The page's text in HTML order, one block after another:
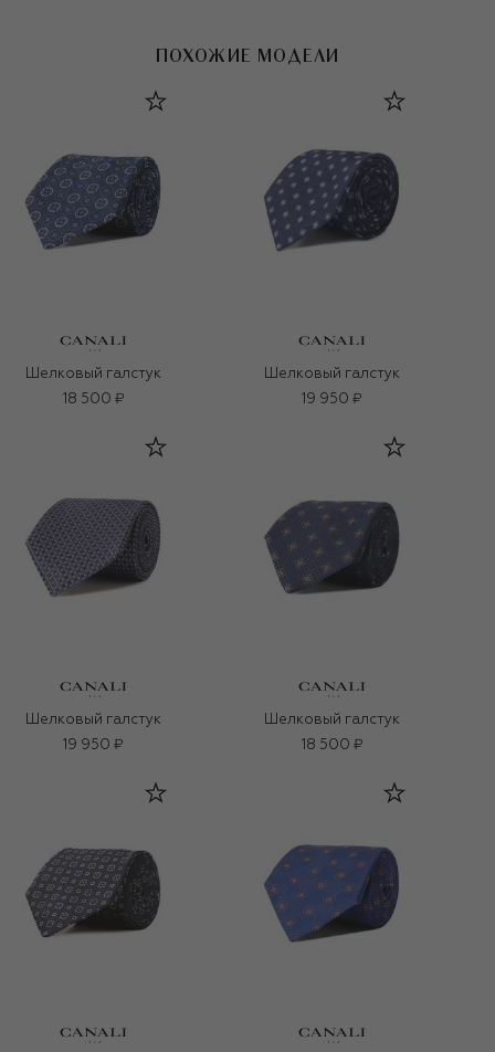
ПОХОЖИЕ МОДЕЛИ
Шелковый галстук
18 500 ₽
Шелковый галстук
19 950 ₽
Шелковый галстук
19 950 ₽
Шелковый галстук
18 500 ₽